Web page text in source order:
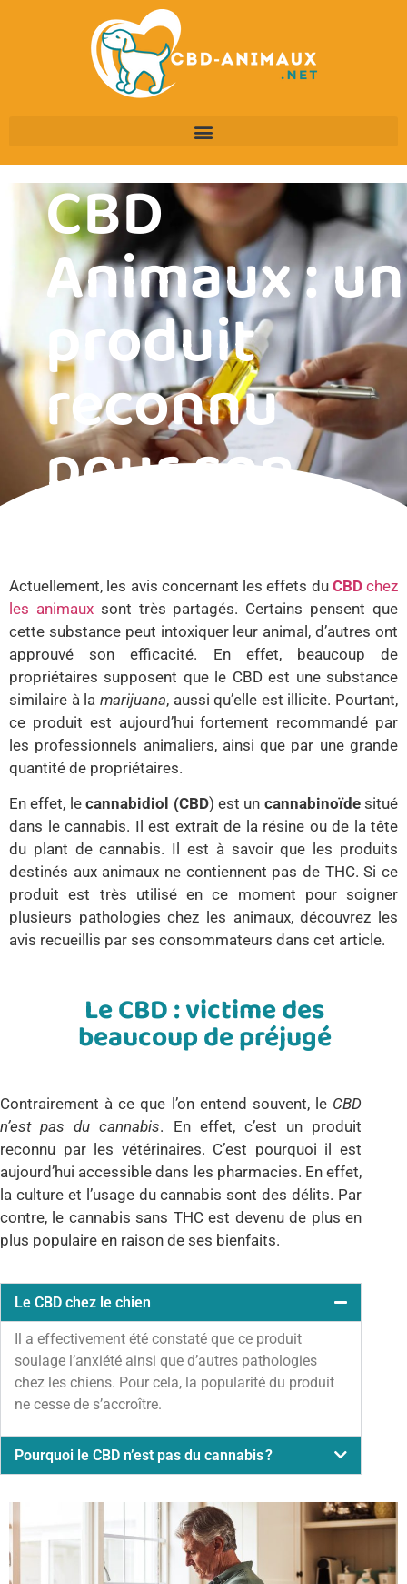
CBD
Animaux : un
produit
reconnu
pour son
Actuellement, les avis concernant les effets du CBDchez
les animauxsont très partagés. Certains pensent que
cette substance peut intoxiquer leur animal, d’autres ont
approuvé son efficacité. En effet, beaucoup de
propriétaires supposent que le CBD est une substance
similaire à la marijuana, aussi qu’elle est illicite. Pourtant,
ce produit est aujourd’hui fortement recommandé par
les professionnels animaliers, ainsi que par une grande
quantité de propriétaires.
En effet, lecannabidiol (CBD) est un cannabinoïdesitué
dans le cannabis. Il est extrait de la résine ou de la tête
du plant de cannabis. Il est à savoir que les produits
destinés aux animaux ne contiennent pas de THC. Si ce
produit est très utilisé en ce moment pour soigner
plusieurs pathologies chez les animaux, découvrez les
avis recueillis par ses consommateurs dans cet article.
Le CBD : victime des
beaucoup de préjugé
Contrairement à ce que l’on entend souvent, le CBD
n’est pas du cannabis. En effet, c’est un produit
reconnu par les vétérinaires. C’est pourquoi il est
aujourd’hui accessible dans les pharmacies. En effet,
la culture et l’usage du cannabis sont des délits. Par
contre, le cannabis sans THC est devenu de plus en
plus populaire en raison de ses bienfaits.
Le CBD chez le chien
Il a effectivement été constaté que ce produit
soulage l’anxiété ainsi que d’autres pathologies
chez les chiens. Pour cela, la popularité du produit
ne cesse de s’accroître.
Pourquoi le CBD n’est pas du cannabis ?